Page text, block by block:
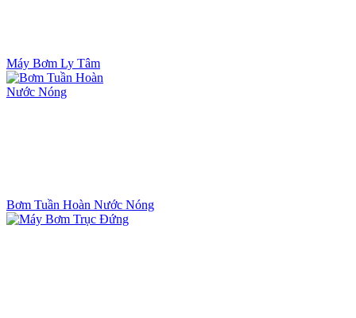
Máy Bơm Ly Tâm
Bơm Tuần Hoàn Nước Nóng